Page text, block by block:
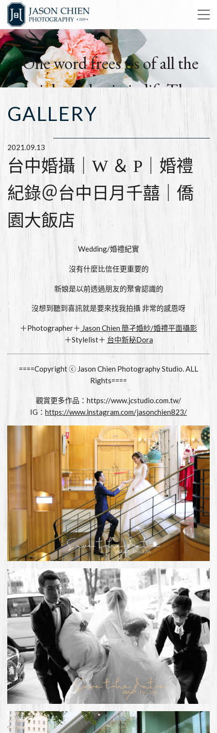
One word frees us of all the
weight and pain in life.That
word is love.
簡孑影像工作室
GALLERY
2021.09.13
台中婚攝｜W ＆ P｜婚禮
紀錄＠台中日月千囍｜僑
園大飯店
Wedding/婚禮紀實
沒有什麼比信任更重要的
新娘是以前透過朋友的聚會認識的
沒想到聽到喜訊就是要來找我拍攝 非常的感恩呀
＋Photographer＋ Jason Chien 簡孑婚紗/婚禮平面攝影
＋Stylelist＋ 台中新秘Dora
====Copyright ⓒ Jason Chien Photography Studio. ALL
Rights====
觀賞更多作品： https://www.jcstudio.com.tw/
IG： https://www.instagram.com/jasonchien823/